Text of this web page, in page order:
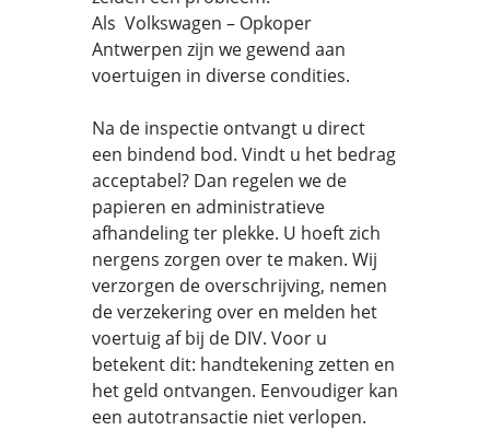
Als Volkswagen – Opkoper
Antwerpen zijn we gewend aan
voertuigen in diverse condities.
Na de inspectie ontvangt u direct
een bindend bod. Vindt u het bedrag
acceptabel? Dan regelen we de
papieren en administratieve
afhandeling ter plekke. U hoeft zich
nergens zorgen over te maken. Wij
verzorgen de overschrijving, nemen
de verzekering over en melden het
voertuig af bij de DIV. Voor u
betekent dit: handtekening zetten en
het geld ontvangen. Eenvoudiger kan
een autotransactie niet verlopen.